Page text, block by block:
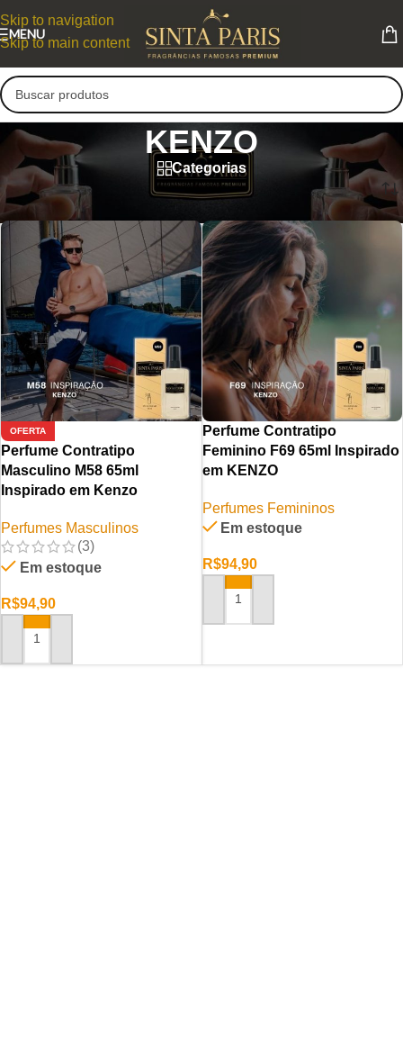
Skip to navigation
Skip to main content
MENU
KENZO
Categorias
KENZO
OFERTA
Perfume Contratipo
Masculino M58 65ml
Inspirado em Kenzo
Perfumes Masculinos
(3)
Em estoque
R$94,90
ADICIONAR AO CARRINHO
Perfume Contratipo
Feminino F69 65ml Inspirado
em KENZO
Perfumes Femininos
Em estoque
R$94,90
ADICIONAR AO CARRINHO